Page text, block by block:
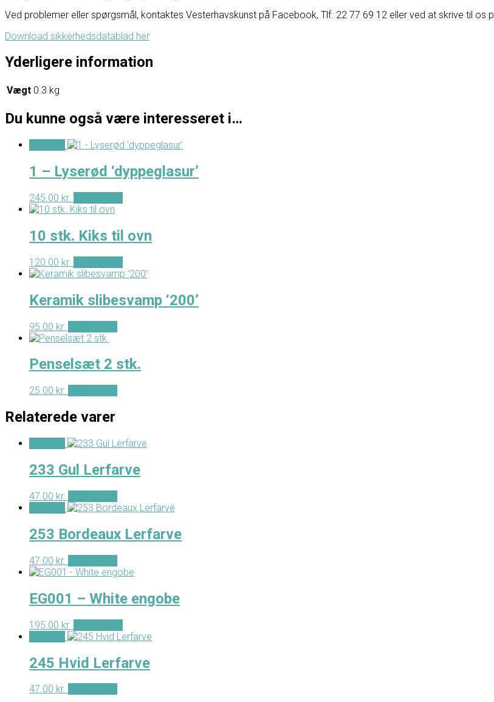
Ved problemer eller spørgsmål, kontaktes Vesterhavskunst på Facebook, Tlf. 22 77 69 12 eller ved at skrive til os
Download sikkerhedsdatablad her
Yderligere information
Vægt 0.3 kg
Du kunne også være interesseret i…
1 – Lyserød ‘dyppeglasur’
245.00 kr.
10 stk. Kiks til ovn
120.00 kr.
Keramik slibesvamp ‘200’
95.00 kr.
Penselsæt 2 stk.
25.00 kr.
Relaterede varer
233 Gul Lerfarve
47.00 kr.
253 Bordeaux Lerfarve
47.00 kr.
EG001 – White engobe
195.00 kr.
245 Hvid Lerfarve
47.00 kr.